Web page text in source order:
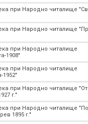
при Народно читалище
при Народно читалище
при Народно читалище
1908"
при Народно читалище
1952"
при Народно читалище
г."
при Народно читалище
1895 г."